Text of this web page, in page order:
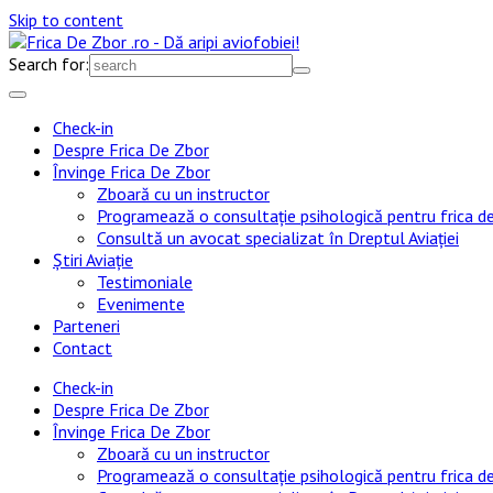
Skip to content
Search for:
Check-in
Despre Frica De Zbor
Învinge Frica De Zbor
Zboară cu un instructor
Programează o consultație psihologică pentru frica
Consultă un avocat specializat în Dreptul Aviației
Știri Aviație
Testimoniale
Evenimente
Parteneri
Contact
Check-in
Despre Frica De Zbor
Învinge Frica De Zbor
Zboară cu un instructor
Programează o consultație psihologică pentru frica